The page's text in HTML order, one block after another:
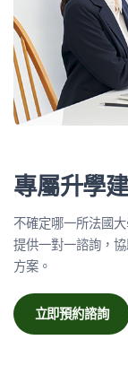
專屬升學
不確定哪一所法國
提供一對一諮詢，
方案。
立即預約諮詢